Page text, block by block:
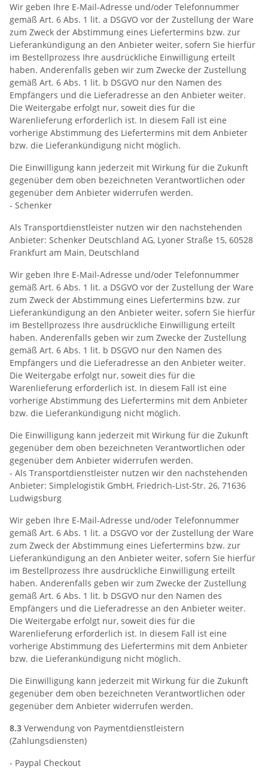
Wir geben Ihre E-Mail-Adresse und/oder Telefonnummer
gemäß Art. 6 Abs. 1 lit. a DSGVO vor der Zustellung der Ware
zum Zweck der Abstimmung eines Liefertermins bzw. zur
Lieferankündigung an den Anbieter weiter, sofern Sie hierfür
im Bestellprozess Ihre ausdrückliche Einwilligung erteilt
haben. Anderenfalls geben wir zum Zwecke der Zustellung
gemäß Art. 6 Abs. 1 lit. b DSGVO nur den Namen des
Empfängers und die Lieferadresse an den Anbieter weiter.
Die Weitergabe erfolgt nur, soweit dies für die
Warenlieferung erforderlich ist. In diesem Fall ist eine
vorherige Abstimmung des Liefertermins mit dem Anbieter
bzw. die Lieferankündigung nicht möglich.
Die Einwilligung kann jederzeit mit Wirkung für die Zukunft
gegenüber dem oben bezeichneten Verantwortlichen oder
gegenüber dem Anbieter widerrufen werden.
- Schenker
Als Transportdienstleister nutzen wir den nachstehenden
Anbieter: Schenker Deutschland AG, Lyoner Straße 15, 60528
Frankfurt am Main, Deutschland
Wir geben Ihre E-Mail-Adresse und/oder Telefonnummer
gemäß Art. 6 Abs. 1 lit. a DSGVO vor der Zustellung der Ware
zum Zweck der Abstimmung eines Liefertermins bzw. zur
Lieferankündigung an den Anbieter weiter, sofern Sie hierfür
im Bestellprozess Ihre ausdrückliche Einwilligung erteilt
haben. Anderenfalls geben wir zum Zwecke der Zustellung
gemäß Art. 6 Abs. 1 lit. b DSGVO nur den Namen des
Empfängers und die Lieferadresse an den Anbieter weiter.
Die Weitergabe erfolgt nur, soweit dies für die
Warenlieferung erforderlich ist. In diesem Fall ist eine
vorherige Abstimmung des Liefertermins mit dem Anbieter
bzw. die Lieferankündigung nicht möglich.
Die Einwilligung kann jederzeit mit Wirkung für die Zukunft
gegenüber dem oben bezeichneten Verantwortlichen oder
gegenüber dem Anbieter widerrufen werden.
- Als Transportdienstleister nutzen wir den nachstehenden
Anbieter: Simplelogistik GmbH, Friedrich-List-Str. 26, 71636
Ludwigsburg
Wir geben Ihre E-Mail-Adresse und/oder Telefonnummer
gemäß Art. 6 Abs. 1 lit. a DSGVO vor der Zustellung der Ware
zum Zweck der Abstimmung eines Liefertermins bzw. zur
Lieferankündigung an den Anbieter weiter, sofern Sie hierfür
im Bestellprozess Ihre ausdrückliche Einwilligung erteilt
haben. Anderenfalls geben wir zum Zwecke der Zustellung
gemäß Art. 6 Abs. 1 lit. b DSGVO nur den Namen des
Empfängers und die Lieferadresse an den Anbieter weiter.
Die Weitergabe erfolgt nur, soweit dies für die
Warenlieferung erforderlich ist. In diesem Fall ist eine
vorherige Abstimmung des Liefertermins mit dem Anbieter
bzw. die Lieferankündigung nicht möglich.
Die Einwilligung kann jederzeit mit Wirkung für die Zukunft
gegenüber dem oben bezeichneten Verantwortlichen oder
gegenüber dem Anbieter widerrufen werden.
8.3 Verwendung von Paymentdienstleistern
(Zahlungsdiensten)
- Paypal Checkout